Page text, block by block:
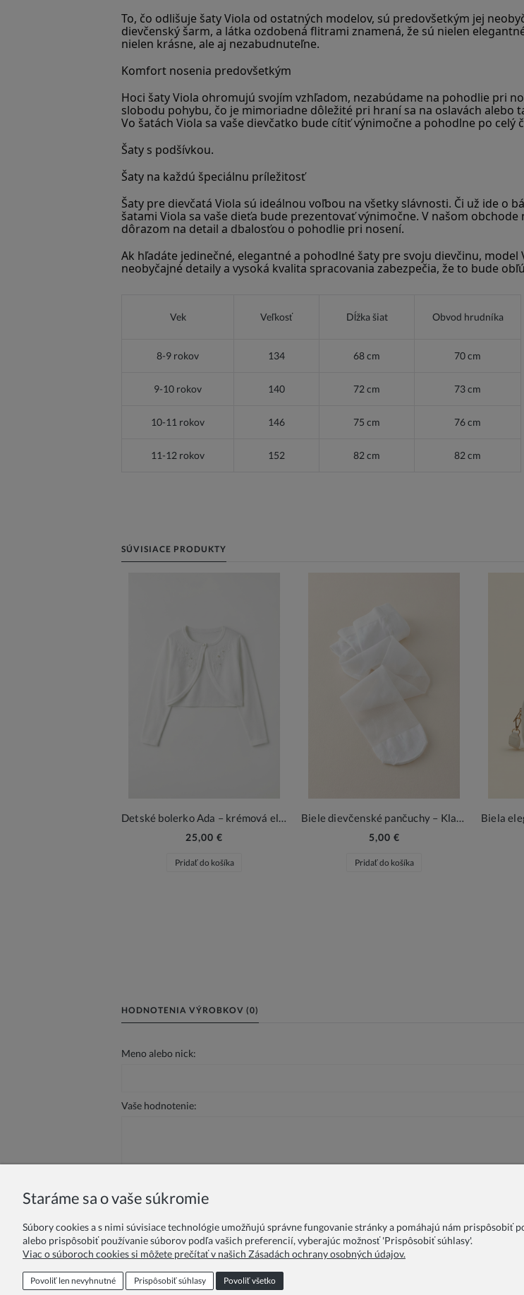
To, čo odlišuje šaty Viola od ostatných modelov, sú predovšetkým jej
dievčenský šarm, a látka ozdobená flitrami znamená, že sú nielen
nielen krásne, ale aj nezabudnuteľne.
Komfort nosenia predovšetkým
Hoci šaty Viola ohromujú svojím vzhľadom, nezabúdame na pohodlie pri
slobodu pohybu, čo je mimoriadne dôležité pri hraní sa na oslavách alebo
Vo šatách Viola sa vaše dievčatko bude cítiť výnimočne a pohodlne po celý
Šaty s podšívkou.
Šaty na každú špeciálnu príležitosť
Šaty pre dievčatá Viola sú ideálnou voľbou na všetky slávnosti. Či už ide o
šatami Viola sa vaše dieťa bude prezentovať výnimočne. V našom
dôrazom na detail a dbalosťou o pohodlie pri nosení.
Ak hľadáte jedinečné, elegantné a pohodlné šaty pre svoju dievčinu,
neobyčajné detaily a vysoká kvalita spracovania zabezpečia, že to bude
Vek Veľkosť Dĺžka šiat Obvod hrudníka
8-9 rokov 134 68 cm 70 cm
9-10 rokov 140 72 cm 73 cm
10-11 rokov 146 75 cm 76 cm
11-12 rokov 152 82 cm 82 cm
SÚVISIACE PRODUKTY
25,00 €
Pridať do košíka
5,00 €
Pridať do košíka
HODNOTENIA VÝROBKOV (0)
Meno alebo nick:
Vaše hodnotenie:
Odoslať
Vernostný program Pre školy
Staráme sa o vaše súkromie
Súbory cookies a s nimi súvisiace technológie umožňujú správne fungovanie stránky a pomáhajú nám
alebo prispôsobiť používanie súborov podľa vašich preferencií, vyberajúc možnosť 'Prispôsobiť súhlasy'.
Viac o súboroch cookies si môžete prečítať v našich Zásadách ochrany osobných údajov.
Povoliť len nevyhnutné Prispôsobiť súhlasy Povoliť všetko